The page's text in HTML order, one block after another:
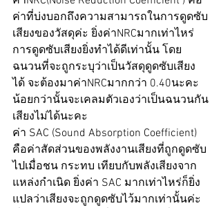
ค่าที่บ่งบอกถึงความสามารถในการดูดซับ
เสียงของวัสดุค่ะ ยิ่งค่าNRCมากเท่าไหร่
การดูดซับเสียงยิ่งทำได้ดีเท่านั้น โดย
ฉนวนที่จะถูกระบุว่าเป็นวัสดุดูดซับเสียง
ได้ จะต้องมาค่าNRCมากกว่า 0.40นะคะ
น้อยกว่านั้นจะเคลมตัวเองว่าเป็นฉนวนกัน
เสียงไม่ได้นะคะ
ค่า SAC (Sound Absorption Coefficient)
คือค่าสัดส่วนของพลังงานเสียงที่ถูกดูดซับ
ไปเมื่อชน กระทบ เทียบกับพลังเสียงจาก
แหล่งกำเนิด ยิ่งค่า SAC มากเท่าไหร่ก็ยิ่ง
แปลว่าเสียงจะถูกดูดซับไว้มากเท่านั้นค่ะ